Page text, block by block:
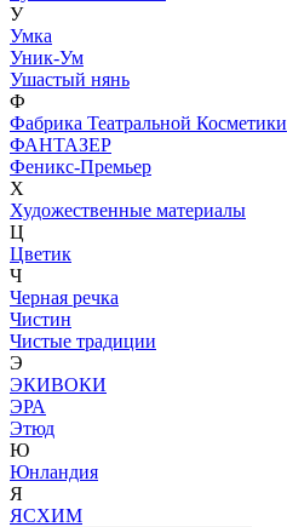
У
Умка
Уник-Ум
Ушастый нянь
Ф
Фабрика Театральной Косметики
ФАНТАЗЕР
Феникс-Премьер
Х
Художественные материалы
Ц
Цветик
Ч
Черная речка
Чистин
Чистые традиции
Э
ЭКИВОКИ
ЭРА
Этюд
Ю
Юнландия
Я
ЯСХИМ